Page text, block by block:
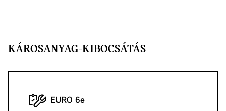
KÁROSANYAG-KIBOCSÁTÁS
EURO 6e